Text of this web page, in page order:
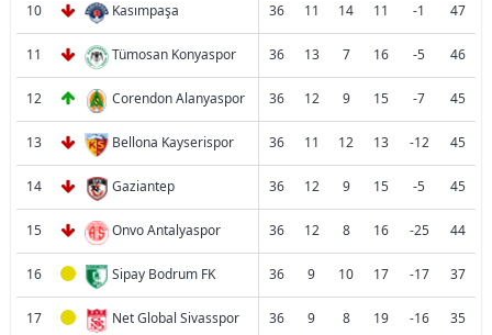
10 Kasımpaşa 36 11 14 11 -1 47
11 Tümosan Konyaspor 36 13 7 16 -5 46
12 Corendon Alanyaspor 36 12 9 15 -7 45
13 Bellona Kayserispor 36 11 12 13 -12 45
14 Gaziantep 36 12 9 15 -5 45
15 Onvo Antalyaspor 36 12 8 16 -25 44
16 Sipay Bodrum FK 36 9 10 17 -17 37
17 Net Global Sivasspor 36 9 8 19 -16 35